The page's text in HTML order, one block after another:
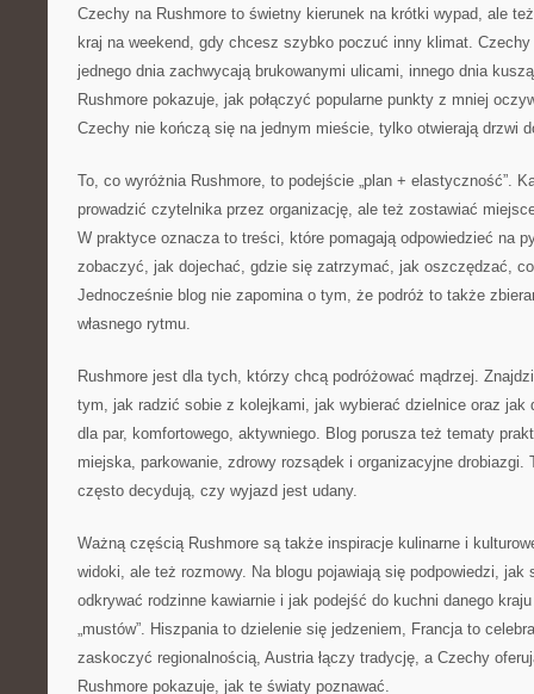
Czechy na Rushmore to świetny kierunek na krótki wypad, ale
kraj na weekend, gdy chcesz szybko poczuć inny klimat.
jednego dnia zachwycają brukowanymi ulicami, innego dnia
Rushmore pokazuje, jak połączyć popularne punkty z mniej
Czechy nie kończą się na jednym mieście, tylko otwierają drzwi
To, co wyróżnia Rushmore, to podejście „plan + elastyczność”.
prowadzić czytelnika przez organizację, ale też zostawiać
W praktyce oznacza to treści, które pomagają odpowiedzieć na
zobaczyć, jak dojechać, gdzie się zatrzymać, jak oszczędzać,
Jednocześnie blog nie zapomina o tym, że podróż to także
własnego rytmu.
Rushmore jest dla tych, którzy chcą podróżować mądrzej.
tym, jak radzić sobie z kolejkami, jak wybierać dzielnice oraz jak
dla par, komfortowego, aktywniego. Blog porusza też tematy
miejska, parkowanie, zdrowy rozsądek i organizacyjne drobiazgi.
często decydują, czy wyjazd jest udany.
Ważną częścią Rushmore są także inspiracje kulinarne i
widoki, ale też rozmowy. Na blogu pojawiają się podpowiedzi,
odkrywać rodzinne kawiarnie i jak podejść do kuchni danego
„mustów”. Hiszpania to dzielenie się jedzeniem, Francja to
zaskoczyć regionalnością, Austria łączy tradycję, a Czechy
Rushmore pokazuje, jak te światy poznawać.